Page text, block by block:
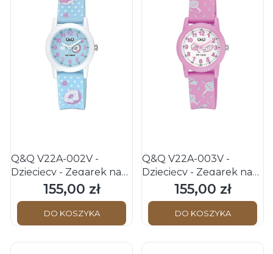
Q&Q V22A-002V -
Dziecięcy - Zegarek na
Cena
155,00 zł
DO KOSZYKA
Q&Q V22A-003V -
Dziecięcy - Zegarek na
Cena
155,00 zł
DO KOSZYKA